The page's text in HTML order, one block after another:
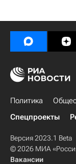
Политика
Спецпроекты
Версия 2023.1 Beta
© 2026 МИА
Вакансии